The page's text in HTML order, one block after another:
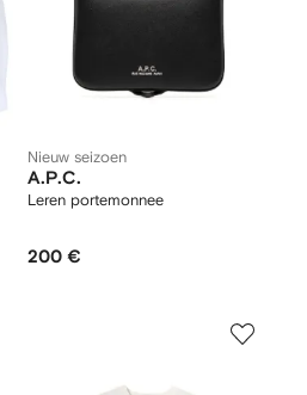
Nieuw seizoen
A.P.C.
Leren portemonnee
200 €